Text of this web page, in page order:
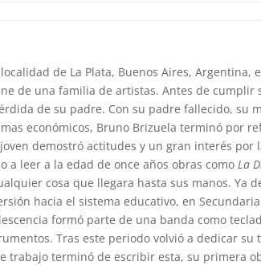
de La Plata, Buenos Aires, Argentina,
de una familia de artistas. Antes de cumplir
de su padre. Con su padre fallecido, su
económicos, Bruno Brizuela terminó por
demostró actitudes y un gran interés por
a leer a la edad de once años obras como La
cosa que llegara hasta sus manos. Ya
hacia el sistema educativo, en
formó parte de una banda como
Tras este periodo volvió a dedicar su
trabajo terminó de escribir esta, su primera